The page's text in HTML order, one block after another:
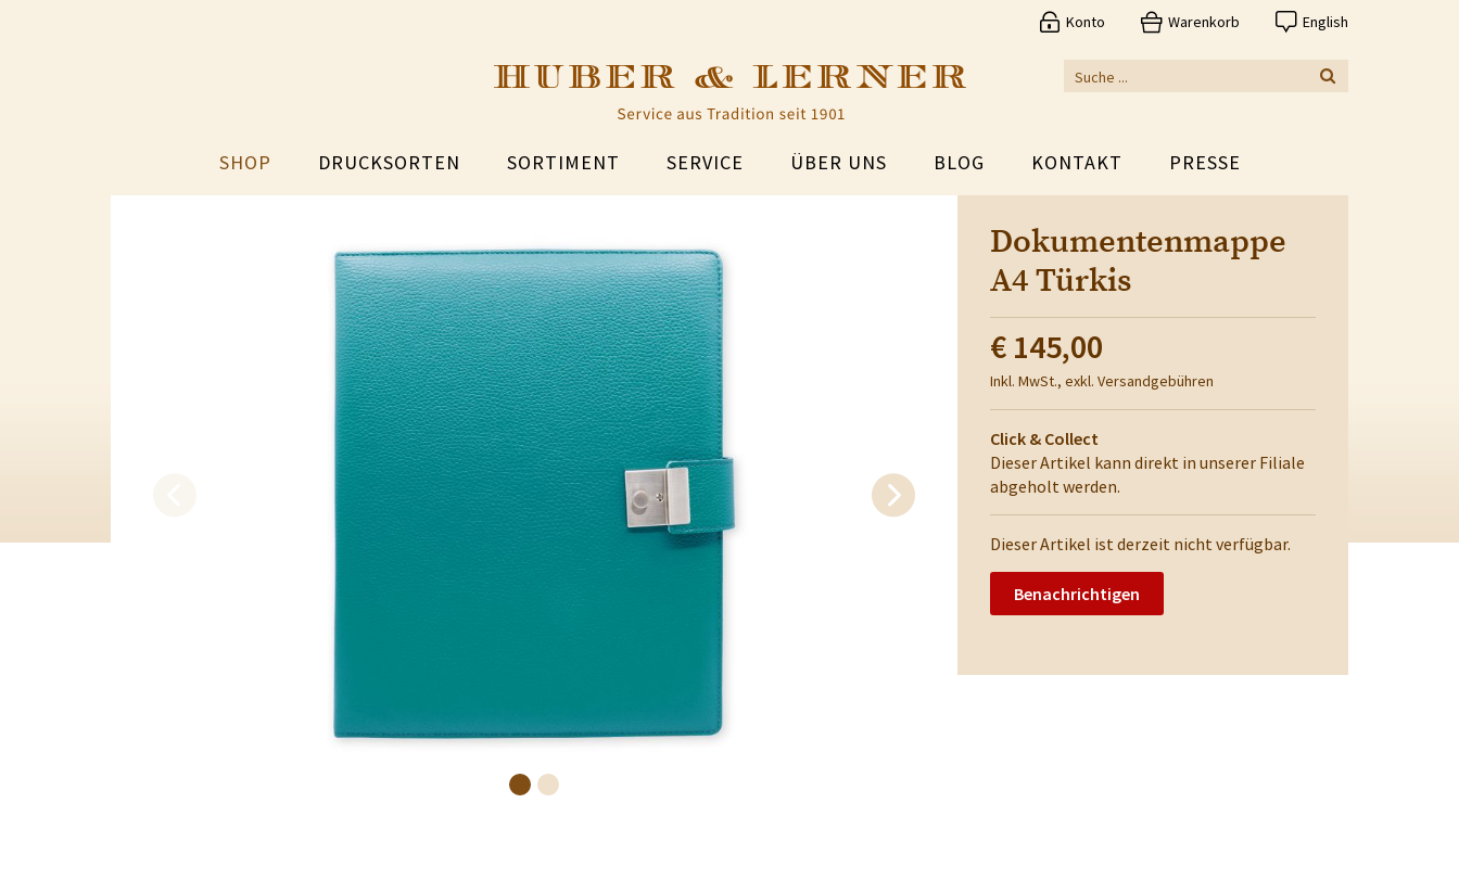
Konto Warenkorb English
SHOP DRUCKSORTEN SORTIMENT SERVICE ÜBER UNS BLOG KONTAKT PRESSE
Dokumentenmappe
A4 Türkis
€ 145,00
Inkl. MwSt., exkl. Versandgebühren
Click & Collect
Dieser Artikel kann direkt in unserer Filiale
abgeholt werden.
Dieser Artikel ist derzeit nicht verfügbar.
Benachrichtigen